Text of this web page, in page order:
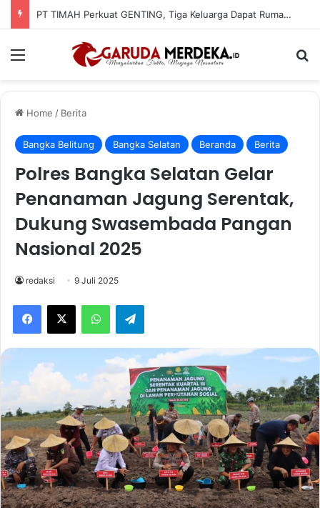
PT TIMAH Perkuat GENTING, Tiga Keluarga Dapat Rumah Layak Huni
Menu
Home / Berita
Bangka Belitung Bangka Selatan Beranda Berita
Polres Bangka Selatan Gelar
Penanaman Jagung Serentak,
Dukung Swasembada Pangan
Nasional 2025
redaksi 9 Juli 2025
Facebook
X WhatsAppTelegram